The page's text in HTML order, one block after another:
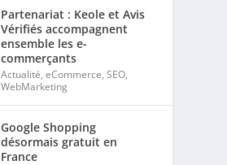
Partenariat : Keole et Avis
Vérifiés accompagnent
ensemble les e-
commerçants
Actualité,eCommerce,SEO,
WebMarketing
Google Shopping
désormais gratuit en
France